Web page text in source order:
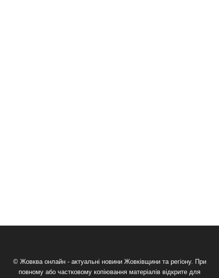
© Жовква онлайн - актуальні новини Жовківщини та регіону. При
повному або частковому копіювання матеріалів відкрите для